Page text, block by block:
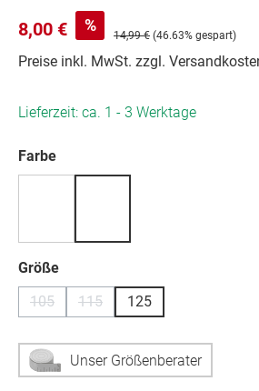
8,00 € %
14,99 € (46.63% gespart)
Preise inkl. MwSt. zzgl.
Lieferzeit: ca. 1 - 3 Werktage
Farbeauswählen
Größeauswählen
105
(Diese Option ist zurzeit nicht
115
(Diese Option ist zurzeit nicht
125
Unser Größenberater